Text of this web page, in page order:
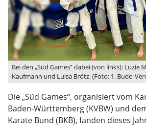
Bei den „Süd Games” dabei (von links): Luzie
Kaufmann und Luisa Brötz. (Foto: 1. Budo-
Die „Süd Games“, organisiert vom
Baden-Württemberg (KVBW) und
Karate Bund (BKB), fanden dieses